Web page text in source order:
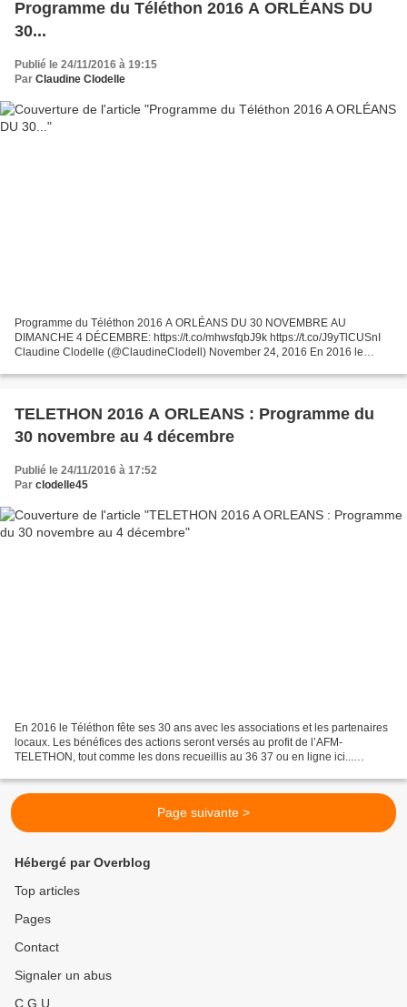
Programme du Téléthon 2016 A ORLÉANS DU
30...
Publié le 24/11/2016 à 19:15
Par Claudine Clodelle
Programme du Téléthon 2016 A ORLÉANS DU 30 NOVEMBRE AU
DIMANCHE 4 DÉCEMBRE: https://t.co/mhwsfqbJ9k https://t.co/J9yTlCUSnI
Claudine Clodelle (@ClaudineClodell) November 24, 2016 En 2016 le
TELETHON 2016 A ORLEANS : Programme du
30 novembre au 4 décembre
Publié le 24/11/2016 à 17:52
Par clodelle45
En 2016 le Téléthon fête ses 30 ans avec les associations et les partenaires
locaux. Les bénéfices des actions seront versés au profit de l’AFM-
TELETHON, tout comme les dons recueillis au 36 37 ou en ligne ici...
Page suivante >
Hébergé par Overblog
Top articles
Pages
Contact
Signaler un abus
C.G.U.